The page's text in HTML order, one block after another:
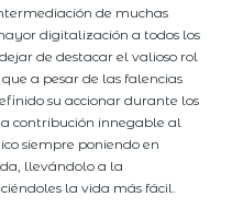
de muchas
digitalización a todos los
de destacar el valioso rol
a pesar de las falencias
su accionar durante los
contribución innegable al
siempre poniendo en
llevándolo a la
la vida más fácil.